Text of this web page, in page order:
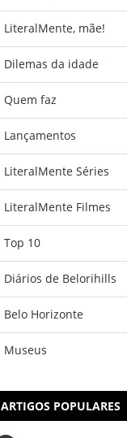
LiteralMente, mãe!
Dilemas da idade
Quem faz
Lançamentos
LiteralMente Séries
LiteralMente Filmes
Top 10
Diários de Belorihills
Belo Horizonte
Museus
ARTIGOS POPULARES